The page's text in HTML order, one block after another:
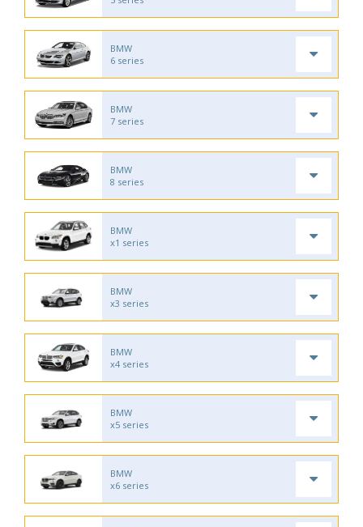
BMW
6 series
BMW
7 series
BMW
8 series
BMW
x1 series
BMW
x3 series
BMW
x4 series
BMW
x5 series
BMW
x6 series